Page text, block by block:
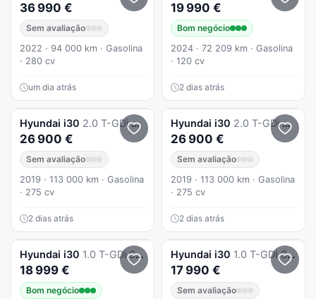
36 990 €
Sem avaliação
2022 · 94 000 km · Gasolina
· 280 cv
um dia atrás
19 990 €
Bom negócio
2024 · 72 209 km · Gasolina
· 120 cv
2 dias atrás
Hyundai i30 2.0 T-GDi Pack Performance
26 900 €
Sem avaliação
2019 · 113 000 km · Gasolina
· 275 cv
2 dias atrás
Hyundai i30 2.0 T-GDi Pack Performance
26 900 €
Sem avaliação
2019 · 113 000 km · Gasolina
· 275 cv
2 dias atrás
Hyundai i30 1.0 T-GDi Style Plus
18 999 €
Bom negócio
Hyundai i30 1.0 T-GDI Style Plus
17 990 €
Sem avaliação